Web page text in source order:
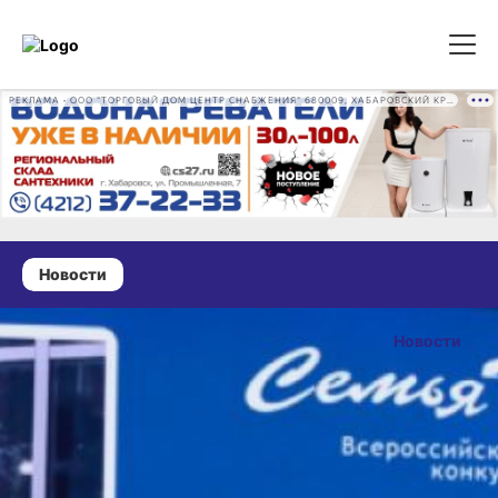
Новости
22 октября 2024 г., 14:00
Семья
из Светской
Гавани стала
победителем
Всероссийского
Новости
ОПУБЛИКОВАНО
22 октября 2024 г.,